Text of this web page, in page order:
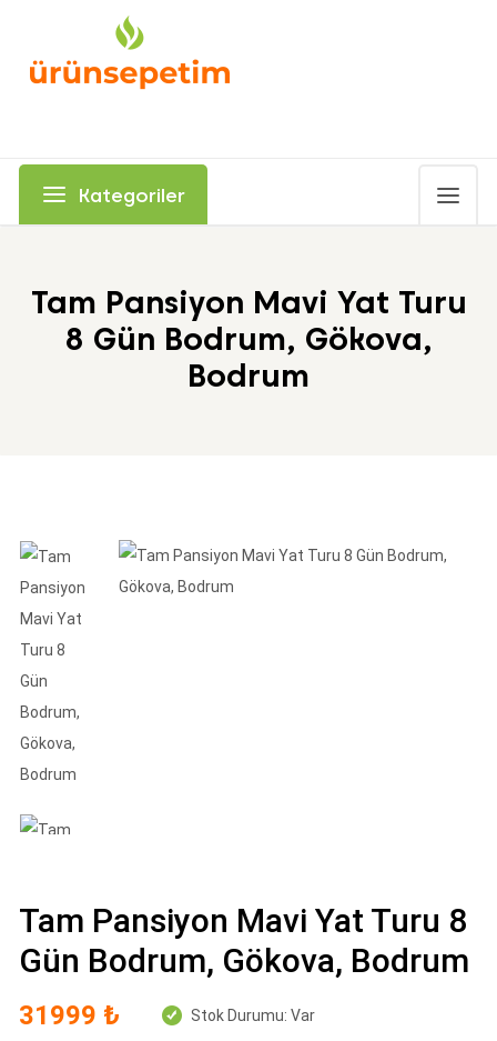
Kategoriler
Tam Pansiyon Mavi Yat Turu
8 Gün Bodrum, Gökova,
Bodrum
Tam Pansiyon Mavi Yat Turu 8
Gün Bodrum, Gökova, Bodrum
31999 ₺ Stok Durumu: Var